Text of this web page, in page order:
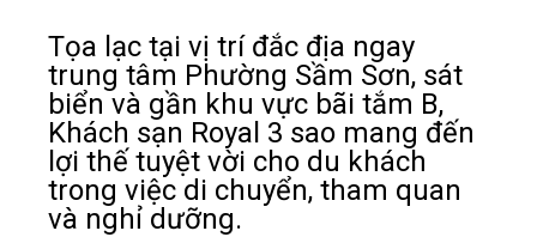
Tọa lạc tại vị trí đắc địa ngay
trung tâm Phường Sầm Sơn, sát
biển và gần khu vực bãi tắm B,
Khách sạn Royal 3 sao mang đến
lợi thế tuyệt vời cho du khách
trong việc di chuyển, tham quan
và nghỉ dưỡng.